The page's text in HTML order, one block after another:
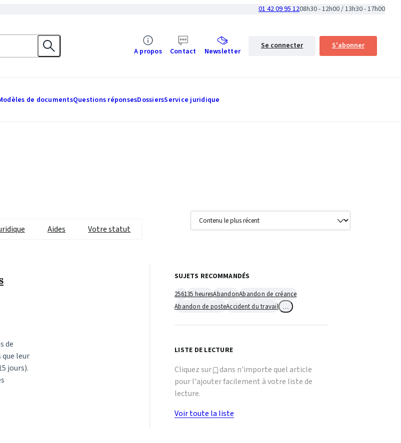
01 42 09 95 1208h30 - 12h00 / 13h30 - 17h00
A propos Contact Newsletter
Se connecter S'abonner
de documentsQuestions réponsesDossiersService juridique
Aides Votre statut
de
leur
jours).
SUJETS RECOMMANDÉS
256135 heuresAbandonAbandon de créance
Abandon de posteAccident du travail
LISTE DE LECTURE
Cliquez sur
dans n'importe quel article
pour l'ajouter facilement à votre liste de
lecture.
Voir toute la liste